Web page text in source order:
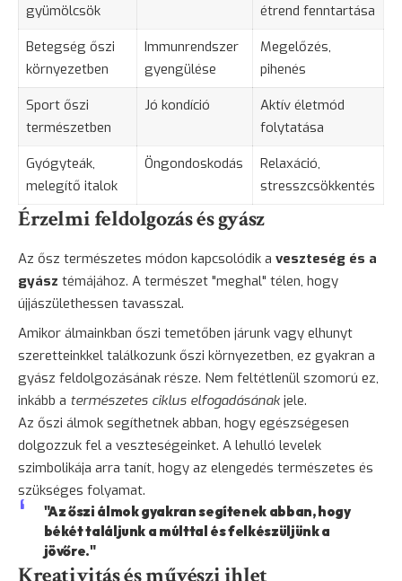
gyümölcsök
étrend fenntartása
Betegség őszi
környezetben
Immunrendszer
gyengülése
Megelőzés,
pihenés
Sport őszi
természetben
Jó kondíció
Aktív életmód
folytatása
Gyógyteák,
melegítő italok
Öngondoskodás
Relaxáció,
stresszcsökkentés
Érzelmi feldolgozás és gyász
Az ősz természetes módon kapcsolódik a veszteség és a
gyász témájához. A természet "meghal" télen, hogy
újjászülethessen tavasszal.
Amikor álmainkban őszi temetőben járunk vagy elhunyt
szeretteinkkel találkozunk őszi környezetben, ez gyakran a
gyász feldolgozásának része. Nem feltétlenül szomorú ez,
inkább a természetes ciklus elfogadásának jele.
Az őszi álmok segíthetnek abban, hogy egészségesen
dolgozzuk fel a veszteségeinket. A lehulló levelek
szimbolikája arra tanít, hogy az elengedés természetes és
szükséges folyamat.
"Az őszi álmok gyakran segítenek abban, hogy
békét találjunk a múlttal és felkészüljünk a
jövőre."
Kreativitás és művészi ihlet